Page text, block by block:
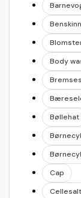
Body
Bøllehat
Cap
Cellesalt